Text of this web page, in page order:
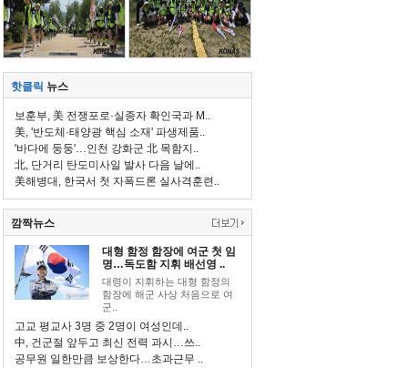
핫클릭 뉴스
보훈부, 美 전쟁포로·실종자 확인국과 M..
美, '반도체·태양광 핵심 소재' 파생제품..
'바다에 둥둥'…인천 강화군 北 목함지..
北, 단거리 탄도미사일 발사 다음 날에..
美해병대, 한국서 첫 자폭드론 실사격훈련..
깜짝뉴스
대형 함정 함장에 여군 첫 임
명…독도함 지휘 배선영 ..
대령이 지휘하는 대형 함정의
함장에 해군 사상 처음으로 여
군..
고교 평교사 3명 중 2명이 여성인데..
中, 건군절 앞두고 최신 전력 과시…쓰..
공무원 일한만큼 보상한다…초과근무 ..